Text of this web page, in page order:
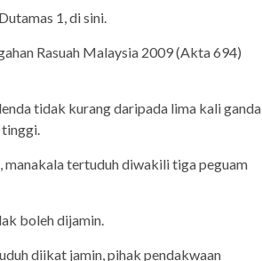
1, di sini.
Rasuah Malaysia 2009 (Akta 694)
tidak kurang daripada lima kali ganda
tinggi.
manakala tertuduh diwakili tiga peguam
boleh dijamin.
diikat jamin, pihak pendakwaan